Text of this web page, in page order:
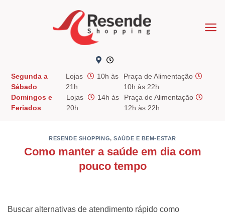
Segunda a
Sábado
Lojas
10h às
21h
Praça de Alimentação
10h às 22h
Domingos e
Feriados
Lojas
14h às
20h
Praça de Alimentação
12h às 22h
RESENDE SHOPPING,SAÚDE E BEM-ESTAR
Como manter a saúde em dia com
pouco tempo
Buscar alternativas de atendimento rápido como